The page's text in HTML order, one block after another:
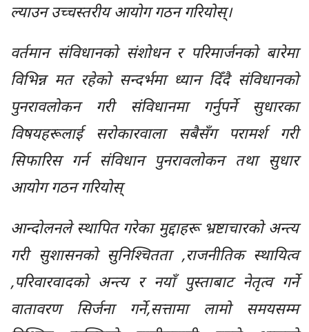
ल्याउन उच्चस्तरीय आयोग गठन गरियोस्।
वर्तमान संविधानको संशोधन र परिमार्जनको बारेमा
विभिन्न मत रहेको सन्दर्भमा ध्यान दिँदै संविधानको
पुनरावलोकन गरी संविधानमा गर्नुपर्ने सुधारका
विषयहरूलाई सरोकारवाला सबैसँग परामर्श गरी
सिफारिस गर्न संविधान पुनरावलोकन तथा सुधार
आयोग गठन गरियोस्
आन्दोलनले स्थापित गरेका मुद्दाहरू भ्रष्टाचारको अन्त्य
गरी सुशासनको सुनिश्चितता ,राजनीतिक स्थायित्व
,परिवारवादको अन्त्य र नयाँ पुस्ताबाट नेतृत्व गर्ने
वातावरण सिर्जना गर्ने,सत्तामा लामो समयसम्म